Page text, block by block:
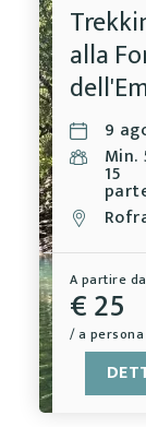
alla
9
Min.
15
A partire da
€ 25
/ a persona